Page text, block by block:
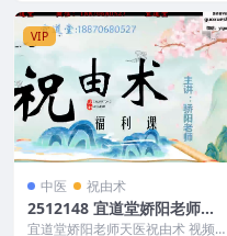
VIP
中医 祝由术
2512148 宜道堂娇阳老师天
医祝由术 视频+课件Y
宜道堂娇阳老师天医祝由术 视频